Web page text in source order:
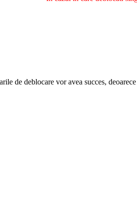
de deblocare vor avea succes,